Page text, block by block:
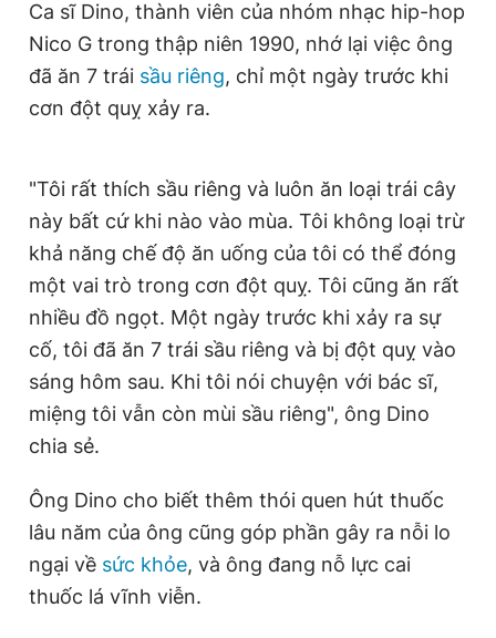
Giấy phép xuất bản số 110/GP - BTTTT cấp ngày 24.3.2020
© 2003-2026 Bản quyền thuộc về Báo Thanh Niên. Cấm sao
chép dưới mọi hình thức nếu không có sự chấp thuận bằng văn
bản. Phát triển bởi ePi Technologies, JSC.
Ca sĩ Dino, thành viên của nhóm nhạc hip-hop
Nico G trong thập niên 1990, nhớ lại việc ông
đã ăn 7 trái sầu riêng, chỉ một ngày trước khi
cơn đột quỵ xảy ra.
"Tôi rất thích sầu riêng và luôn ăn loại trái cây
này bất cứ khi nào vào mùa. Tôi không loại trừ
khả năng chế độ ăn uống của tôi có thể đóng
một vai trò trong cơn đột quỵ. Tôi cũng ăn rất
nhiều đồ ngọt. Một ngày trước khi xảy ra sự
cố, tôi đã ăn 7 trái sầu riêng và bị đột quỵ vào
sáng hôm sau. Khi tôi nói chuyện với bác sĩ,
miệng tôi vẫn còn mùi sầu riêng", ông Dino
chia sẻ.
Ông Dino cho biết thêm thói quen hút thuốc
lâu năm của ông cũng góp phần gây ra nỗi lo
ngại về sức khỏe, và ông đang nỗ lực cai
thuốc lá vĩnh viễn.